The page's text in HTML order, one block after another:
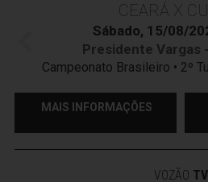
CEARÁ X
Sábado, 15/08/
Presidente Vargas
Campeonato Brasileiro • 2º
MAIS INFORMAÇÕES
VOZÃO TV